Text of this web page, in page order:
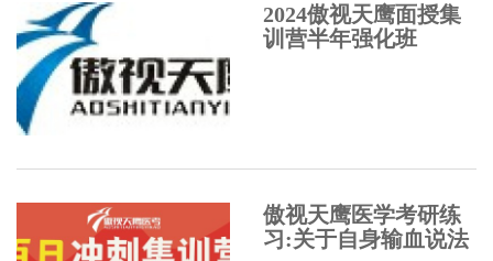
2024傲视天鹰面授集
训营半年强化班
傲视天鹰医学考研练
习:关于自身输血说法